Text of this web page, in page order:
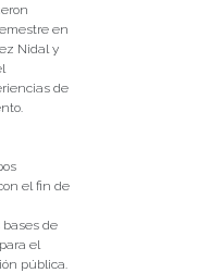
en
Nidal y
de
el fin de
bases de
el
pública.